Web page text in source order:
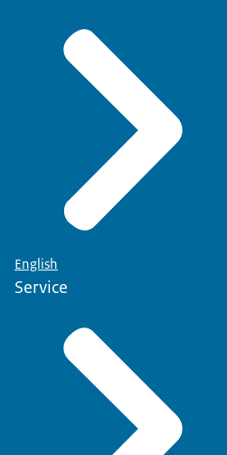
English
Service